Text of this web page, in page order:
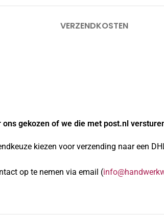
VERZENDKOSTEN
gekozen of we die met post.nl
kiezen voor verzending naar een
op te nemen via email (